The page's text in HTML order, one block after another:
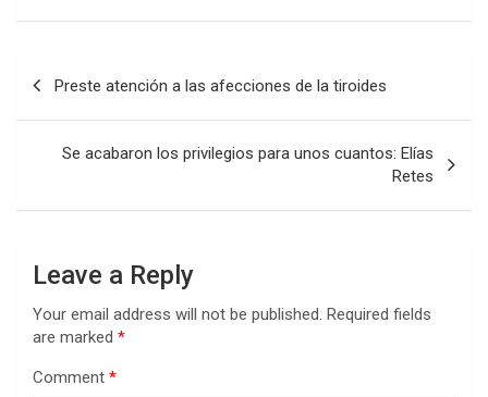
Preste atención a las afecciones de la tiroides
Se acabaron los privilegios para unos cuantos: Elías
Retes
Leave a Reply
Your email address will not be published. Required fields
are marked *
Comment *